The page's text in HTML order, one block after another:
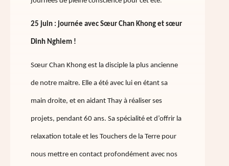
25 juin : journée avec Sœur Chan Khong et sœur
Dinh Nghiem !
Sœur Chan Khong est la disciple la plus ancienne
de notre maitre. Elle a été avec lui en étant sa
main droite, et en aidant Thay à réaliser ses
projets, pendant 60 ans. Sa spécialité et d’offrir la
relaxation totale et les Touchers de la Terre pour
nous mettre en contact profondément avec nos